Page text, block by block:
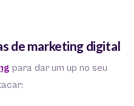
de marketing digital
para dar um up no seu